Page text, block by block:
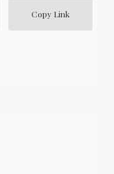
Copy Link